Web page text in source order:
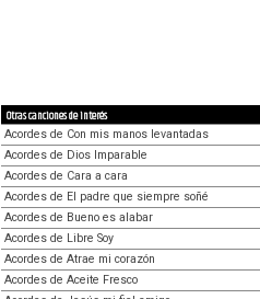
Otras canciones de interés
Acordes de Con mis manos levantadas
Acordes de Dios Imparable
Acordes de Cara a cara
Acordes de El padre que siempre soñé
Acordes de Bueno es alabar
Acordes de Libre Soy
Acordes de Atrae mi corazón
Acordes de Aceite Fresco